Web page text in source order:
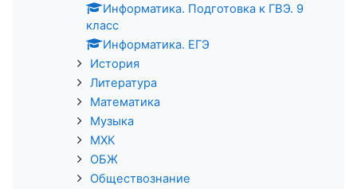
Информатика. Подготовка к ГВЭ. 9
класс
Информатика. ЕГЭ
История
Литература
Математика
Музыка
МХК
ОБЖ
Обществознание